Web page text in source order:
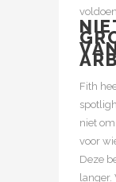
Fith
niet
voor
Deze